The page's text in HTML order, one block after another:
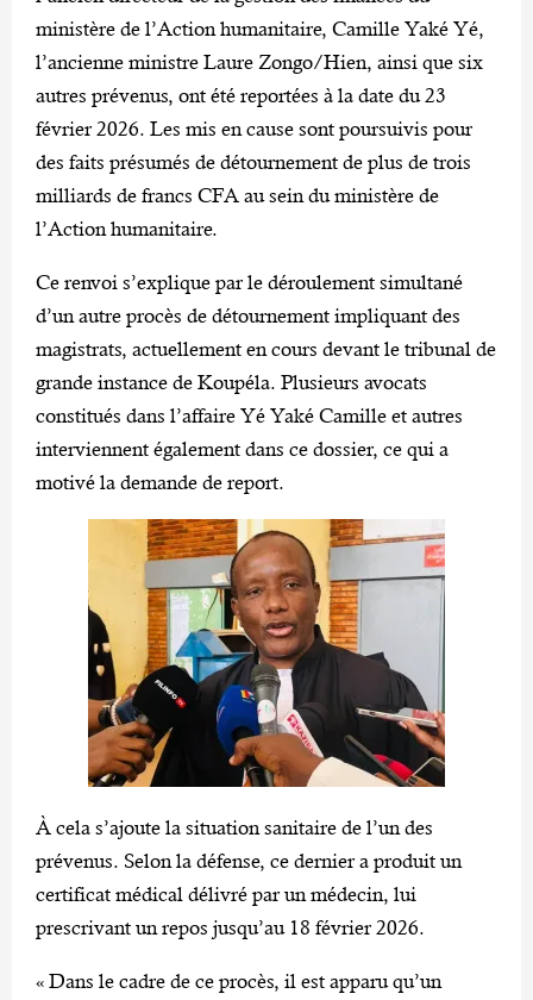
ministère de l’Action humanitaire, Camille Yaké Yé,
l’ancienne ministre Laure Zongo/Hien, ainsi que six
autres prévenus, ont été reportées à la date du 23
février 2026. Les mis en cause sont poursuivis pour
des faits présumés de détournement de plus de trois
milliards de francs CFA au sein du ministère de
l’Action humanitaire.
Ce renvoi s’explique par le déroulement simultané
d’un autre procès de détournement impliquant des
magistrats, actuellement en cours devant le tribunal de
grande instance de Koupéla. Plusieurs avocats
constitués dans l’affaire Yé Yaké Camille et autres
interviennent également dans ce dossier, ce qui a
motivé la demande de report.
À cela s’ajoute la situation sanitaire de l’un des
prévenus. Selon la défense, ce dernier a produit un
certificat médical délivré par un médecin, lui
prescrivant un repos jusqu’au 18 février 2026.
« Dans le cadre de ce procès, il est apparu qu’un